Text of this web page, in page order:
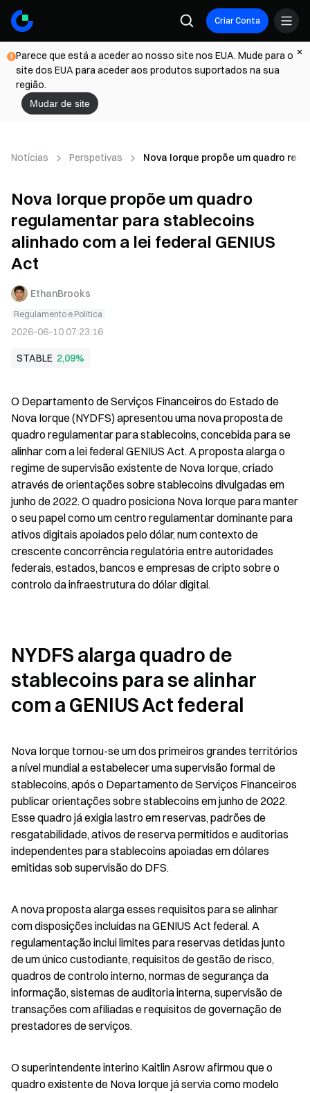
Criar Conta
Parece que está a aceder ao nosso site nos EUA. Mude para o
site dos EUA para aceder aos produtos suportados na sua
região.
Mudar de site
Notícias Perspetivas Nova Iorque propõe um quadro
Nova Iorque propõe um quadro
regulamentar para stablecoins
alinhado com a lei federal GENIUS
Act
EthanBrooks
Regulamento e Política
2026-06-10 07:23:16
STABLE 2,09%
O Departamento de Serviços Financeiros do Estado de
Nova Iorque (NYDFS) apresentou uma nova proposta de
quadro regulamentar para stablecoins, concebida para se
alinhar com a lei federal GENIUS Act. A proposta alarga o
regime de supervisão existente de Nova Iorque, criado
através de orientações sobre stablecoins divulgadas em
junho de 2022. O quadro posiciona Nova Iorque para manter
o seu papel como um centro regulamentar dominante para
ativos digitais apoiados pelo dólar, num contexto de
crescente concorrência regulatória entre autoridades
federais, estados, bancos e empresas de cripto sobre o
controlo da infraestrutura do dólar digital.
NYDFS alarga quadro de
stablecoins para se alinhar
com a GENIUS Act federal
Nova Iorque tornou-se um dos primeiros grandes territórios
a nível mundial a estabelecer uma supervisão formal de
stablecoins, após o Departamento de Serviços Financeiros
publicar orientações sobre stablecoins em junho de 2022.
Esse quadro já exigia lastro em reservas, padrões de
resgatabilidade, ativos de reserva permitidos e auditorias
independentes para stablecoins apoiadas em dólares
emitidas sob supervisão do DFS.
A nova proposta alarga esses requisitos para se alinhar
com disposições incluídas na GENIUS Act federal. A
regulamentação inclui limites para reservas detidas junto
de um único custodiante, requisitos de gestão de risco,
quadros de controlo interno, normas de segurança da
informação, sistemas de auditoria interna, supervisão de
transações com afiliadas e requisitos de governação de
prestadores de serviços.
O superintendente interino Kaitlin Asrow afirmou que o
quadro existente de Nova Iorque já servia como modelo